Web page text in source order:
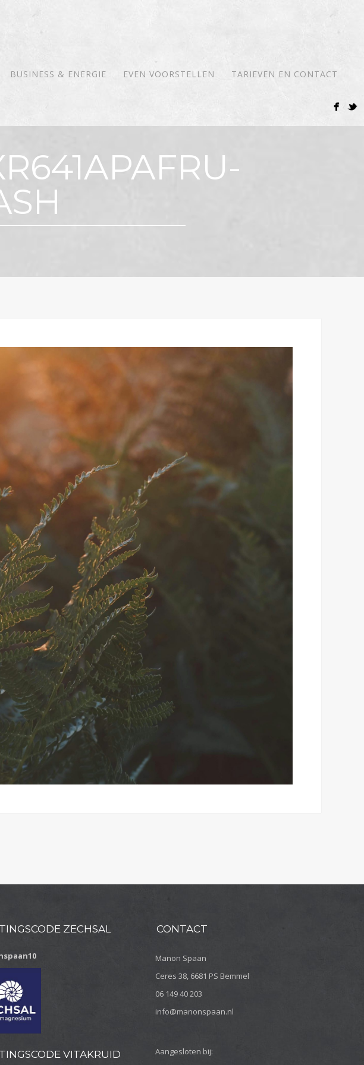
BUSINESS & ENERGIE EVEN VOORSTELLEN TARIEVEN EN CONTACT
ZECHSAL
VITAKRUID
CONTACT
Manon Spaan
Ceres 38, 6681 PS Bemmel
06 149 40 203
info@manonspaan.nl
Aangesloten bij: